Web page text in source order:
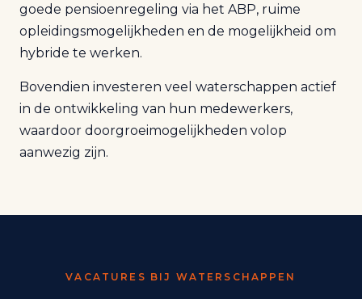
goede pensioenregeling via het ABP, ruime
opleidingsmogelijkheden en de mogelijkheid om
hybride te werken.
Bovendien investeren veel waterschappen actief
in de ontwikkeling van hun medewerkers,
waardoor doorgroeimogelijkheden volop
aanwezig zijn.
VACATURES BIJ WATERSCHAPPEN